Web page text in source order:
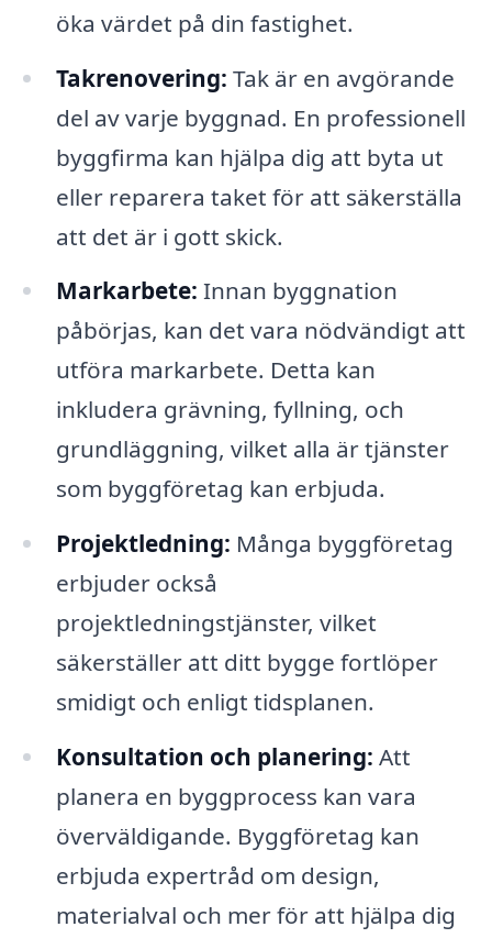
öka värdet på din fastighet.
Takrenovering: Tak är en avgörande
del av varje byggnad. En professionell
byggfirma kan hjälpa dig att byta ut
eller reparera taket för att säkerställa
att det är i gott skick.
Markarbete: Innan byggnation
påbörjas, kan det vara nödvändigt att
utföra markarbete. Detta kan
inkludera grävning, fyllning, och
grundläggning, vilket alla är tjänster
som byggföretag kan erbjuda.
Projektledning: Många byggföretag
erbjuder också
projektledningstjänster, vilket
säkerställer att ditt bygge fortlöper
smidigt och enligt tidsplanen.
Konsultation och planering: Att
planera en byggprocess kan vara
överväldigande. Byggföretag kan
erbjuda expertråd om design,
materialval och mer för att hjälpa dig